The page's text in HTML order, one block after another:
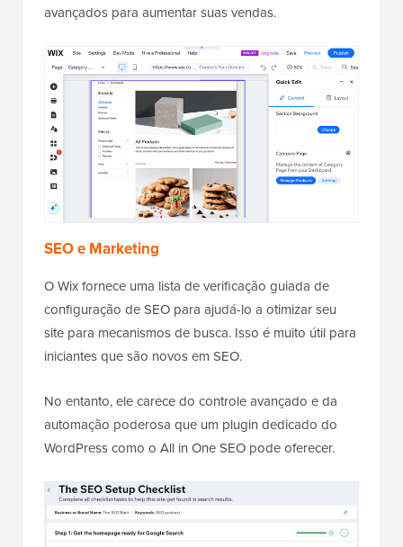
avançados para aumentar suas vendas.
SEO e Marketing
O Wix fornece uma lista de verificação guiada de
configuração de SEO para ajudá-lo a otimizar seu
site para mecanismos de busca. Isso é muito útil para
iniciantes que são novos em SEO.
No entanto, ele carece do controle avançado e da
automação poderosa que um plugin dedicado do
WordPress como o All in One SEO pode oferecer.